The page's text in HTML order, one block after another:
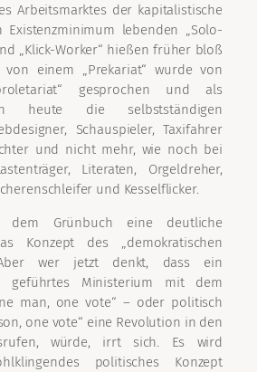
Arbeitsmarktes der kapitalistische
Existenzminimum lebenden „Solo-
„Klick-Worker“ hießen früher bloß
von einem „Prekariat“ wurde von
gesprochen und als
heute die selbstständigen
Schauspieler, Taxifahrer
und nicht mehr, wie noch bei
Literaten, Orgeldreher,
und Kesselflicker.
Grünbuch eine deutliche
Konzept des „demokratischen
Aber wer jetzt denkt, dass ein
geführtes Ministerium mit dem
man, one vote“ – oder politisch
one vote“ eine Revolution in den
würde, irrt sich. Es wird
politisches Konzept